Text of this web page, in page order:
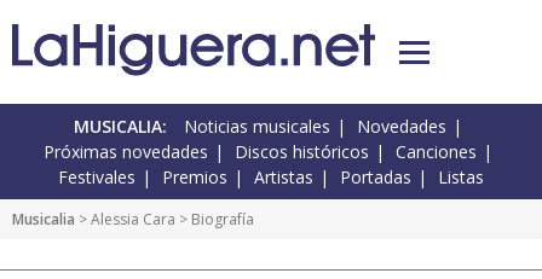
MUSICALIA: Noticias musicales
Novedades
Próximas novedades
Discos históricos
Canciones
Festivales
Premios Artistas Portadas Listas
Musicalia >Alessia Cara > Biografía